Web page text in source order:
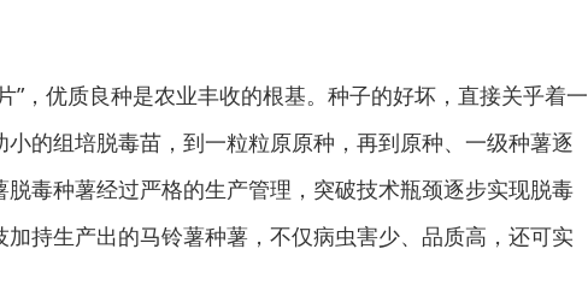
”，优质良种是农业丰收的根基。种子的好坏，直接关乎着一
的组培脱毒苗，到一粒粒原原种，再到原种、一级种薯逐
脱毒种薯经过严格的生产管理，突破技术瓶颈逐步实现脱毒
加持生产出的马铃薯种薯，不仅病虫害少、品质高，还可实